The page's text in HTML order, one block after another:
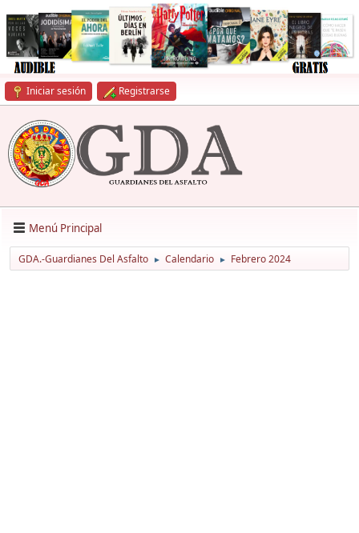
Iniciar sesión Registrarse
Menú Principal
GDA.-Guardianes Del Asfalto ► Calendario ► Febrero 2024